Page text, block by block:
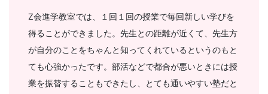
Z会進学教室では、１回１回の授業で毎回新しい学びを
得ることができました。先生との距離が近くて、先生方
が自分のことをちゃんと知ってくれているというのもと
ても心強かったです。部活などで都合が悪いときには授
業を振替することもできたし、とても通いやすい塾だと